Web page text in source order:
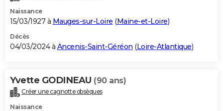
Naissance
15/03/1927 à Mauges-sur-Loire (Maine-et-Loire)
Décès
04/03/2024 à Ancenis-Saint-Géréon (Loire-Atlantique)
Yvette GODINEAU (90 ans)
Créer une cagnotte obsèques
Naissance